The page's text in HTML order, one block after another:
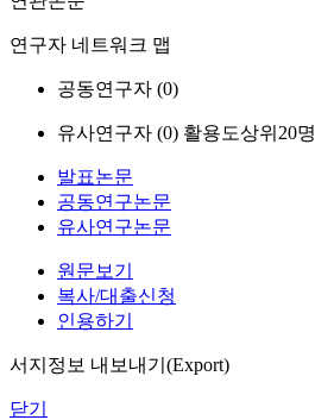
연구자 네트워크 맵
공동연구자 (0)
유사연구자 (0) 활용도상위20명
발표논문
공동연구논문
유사연구논문
원문보기
복사/대출신청
인용하기
서지정보 내보내기(Export)
닫기